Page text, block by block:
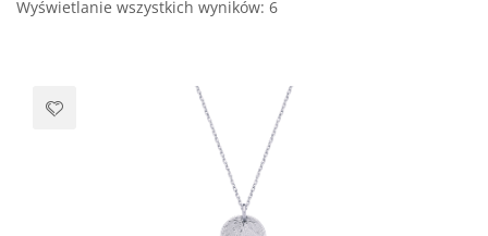
Wyświetlanie wszystkich wyników: 6